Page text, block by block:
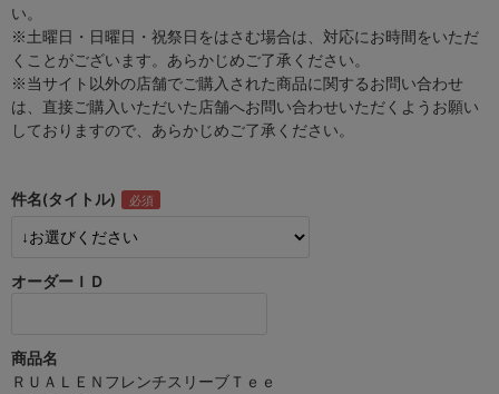
い。
※土曜日・日曜日・祝祭日をはさむ場合は、対応にお時間をいただ
くことがございます。あらかじめご了承ください。
※当サイト以外の店舗でご購入された商品に関するお問い合わせ
は、直接ご購入いただいた店舗へお問い合わせいただくようお願い
しておりますので、あらかじめご了承ください。
件名(タイトル)
オーダーＩＤ
商品名
ＲＵＡＬＥＮフレンチスリーブＴｅｅ